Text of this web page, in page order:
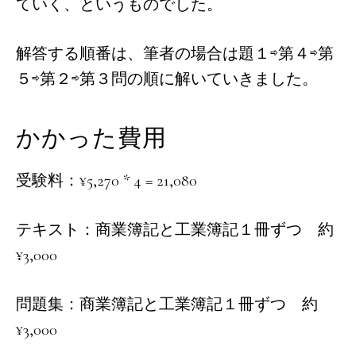
ていく、というものでした。
解答する順番は、筆者の場合は題１⇨第４⇨第
５⇨第２⇨第３問の順に解いていきました。
かかった費用
受験料：¥5,270 * 4 = 21,080
テキスト：商業簿記と工業簿記１冊ずつ 約
¥3,000
問題集：商業簿記と工業簿記１冊ずつ 約
¥3,000